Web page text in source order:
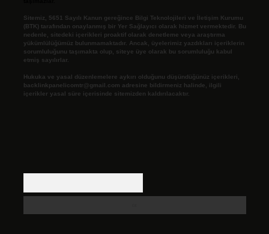
Sitemiz, 5651 Sayılı Kanun gereğince Bilgi Teknolojileri ve İletişim Kurumu
(BTK) tarafından onaylanmış bir Yer Sağlayıcı olarak hizmet vermektedir. Bu
nedenle, sitedeki içerikleri proaktif olarak denetleme veya araştırma
yükümlülüğümüz bulunmamaktadır. Ancak, üyelerimiz yazdıkları içeriklerin
sorumluluğunu taşımakta olup, siteye üye olarak bu sorumluluğu kabul
etmiş sayılırlar.
Hukuka ve yasal düzenlemelere aykırı olduğunu düşündüğünüz içerikleri,
backlinkpanelicomtr@gmail.com adresine bildirmeniz halinde, ilgili
içerikler yasal süre içerisinde sitemizden kaldırılacaktır.